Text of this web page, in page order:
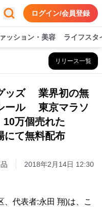
ログイン/会員登録
ッション・美容 ライフスタ
リリース一覧
ッズ 業界初の無
ール 東京マラソ
10万個売れた
にて無料配布
2018年2月14日 12:30
代表者:永田 翔)は、こ